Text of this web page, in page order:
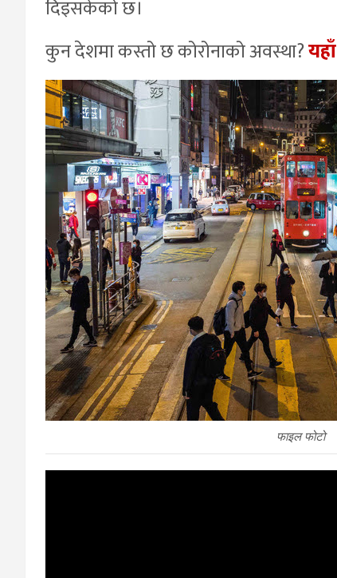
दिइसकेको छ।
कुन देशमा कस्तो छ कोरोनाको अवस्था?यहाँ
फाइल फोटो